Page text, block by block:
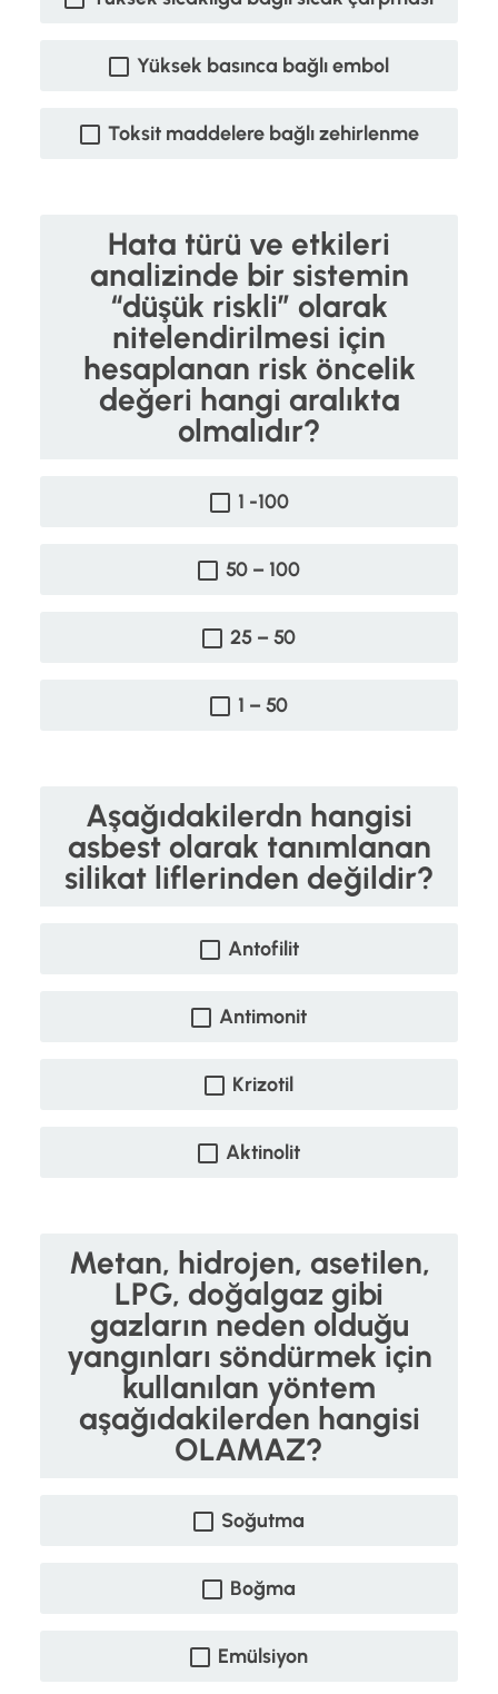
Yüksek basınca bağlı embol
Toksit maddelere bağlı zehirlenme
Hata türü ve etkileri
analizinde bir sistemin
“düşük riskli” olarak
nitelendirilmesi için
hesaplanan risk öncelik
değeri hangi aralıkta
olmalıdır?
1 -100
50 – 100
25 – 50
1 – 50
Aşağıdakilerdn hangisi
asbest olarak tanımlanan
silikat liflerinden değildir?
Antofilit
Antimonit
Krizotil
Aktinolit
Metan, hidrojen, asetilen,
LPG, doğalgaz gibi
gazların neden olduğu
yangınları söndürmek için
kullanılan yöntem
aşağıdakilerden hangisi
OLAMAZ?
Soğutma
Boğma
Emülsiyon